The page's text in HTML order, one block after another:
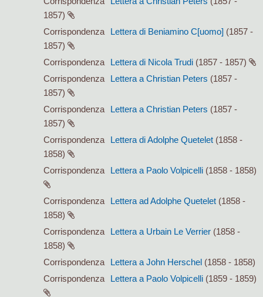
1857)
Corrispondenza
Lettera di Beniamino C[uomo] (1857 -
1857)
Corrispondenza
Lettera di Nicola Trudi (1857 - 1857)
Corrispondenza
Lettera a Christian Peters (1857 -
1857)
Corrispondenza
Lettera a Christian Peters (1857 -
1857)
Corrispondenza
Lettera di Adolphe Quetelet (1858 -
1858)
Corrispondenza
Lettera a Paolo Volpicelli (1858 - 1858)
Corrispondenza Lettera ad Adolphe Quetelet (1858 -
1858)
Corrispondenza
Lettera a Urbain Le Verrier (1858 -
1858)
Corrispondenza
Lettera a John Herschel (1858 - 1858)
Corrispondenza
Lettera a Paolo Volpicelli (1859 - 1859)